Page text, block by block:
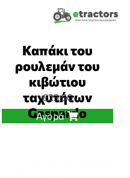
Καπάκι του
ρουλεμάν του
κιβώτιου
ταχυτήτων
Gaspardo
€23,50
Αγορά